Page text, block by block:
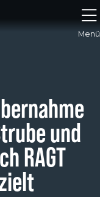
Menü
und
RAGT